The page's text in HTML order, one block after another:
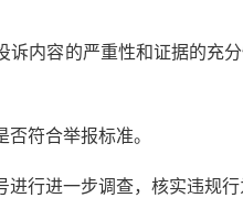
内容的严重性和证据的充
符合举报标准。
行进一步调查，核实违规行